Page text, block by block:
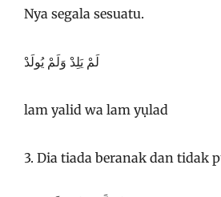
Nya segala sesuatu.
لَمْ يَلِدْ وَلَمْ يُولَدْ
lam yalid wa lam yụlad
3. Dia tiada beranak dan tidak